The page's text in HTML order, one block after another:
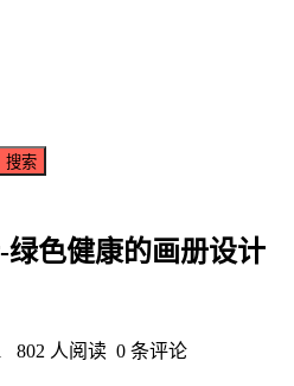
搜索
色健康的画册设计
802 人阅读 0 条评论